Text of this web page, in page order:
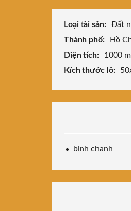
Loại tài sản: Đất
Thành phố:
Hồ
Diện tích:
1000
Kích thước lô:
binh chanh